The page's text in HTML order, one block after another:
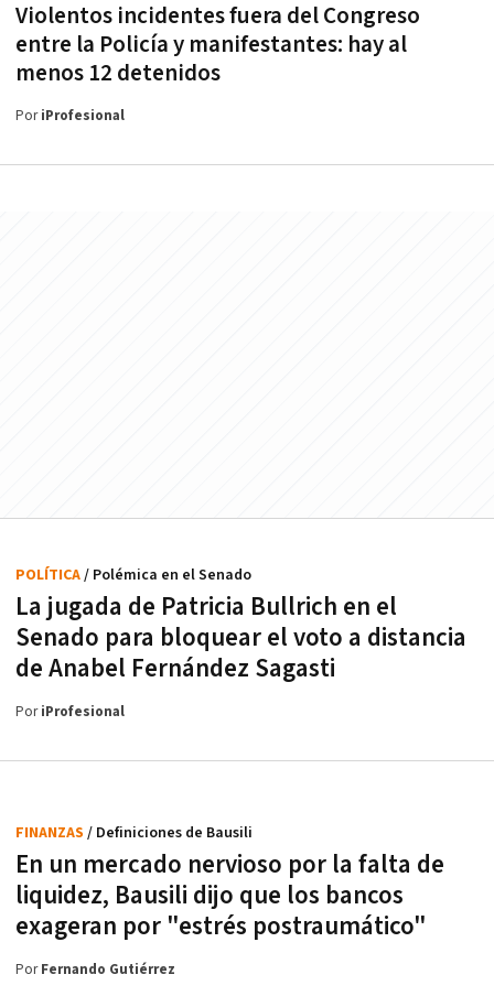
Violentos incidentes fuera del Congreso
entre la Policía y manifestantes: hay al
menos 12 detenidos
PoriProfesional
La jugada de Patricia Bullrich en el
Senado para bloquear el voto a distancia
de Anabel Fernández Sagasti
POLÍTICA/ Polémica en el Senado
PoriProfesional
En un mercado nervioso por la falta de
liquidez, Bausili dijo que los bancos
exageran por "estrés postraumático"
FINANZAS / Definiciones de Bausili
PorFernando Gutiérrez